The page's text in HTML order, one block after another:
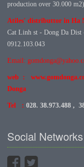
production over 30.000 m2)
Atiles' distributtor in Ha
Cat Linh st - Dong Da
0912.103.043
Email:
web :
Donga
Tel : 028. 38.973.488 ,
Social Networks